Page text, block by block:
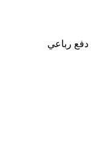
دفع رباعي